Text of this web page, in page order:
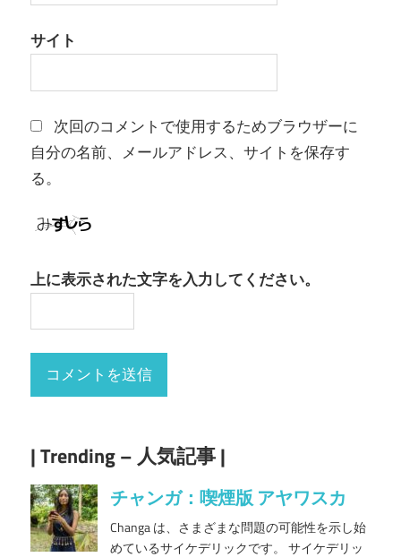
サイト
次回のコメントで使用するためブラウザーに
自分の名前、メールアドレス、サイトを保存す
る。
上に表示された文字を入力してください。
| Trending – 人気記事 |